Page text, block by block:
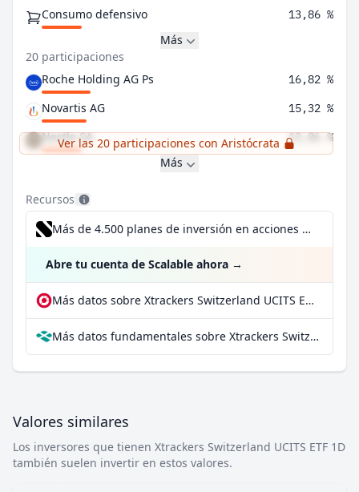
Consumo defensivo 13,86 %
Más
20 participaciones
Roche Holding AG Ps
16,82 %
Novartis AG 15,32 %
Nestle SA 13,86 %
Ver las 20 participaciones con Aristócrata
Más
Recursos
Más de 4.500 planes de inversión en acciones desde 1 €
Abre tu cuenta de Scalable ahora →
Más datos sobre Xtrackers Switzerland UCITS ETF 1D en extraETF
Más datos fundamentales sobre Xtrackers Switzerland UCITS ETF 1D en Parqet
Valores similares
Los inversores que tienen Xtrackers Switzerland UCITS ETF 1D
también suelen invertir en estos valores.